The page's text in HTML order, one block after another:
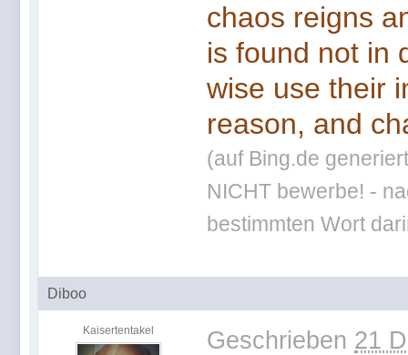
chaos reigns
is found not in
wise use their
reason, and
(auf Bing.de
NICHT bewerbe! -
bestimmten Wort
Diboo
Kaisertentakel Geschrieben 21